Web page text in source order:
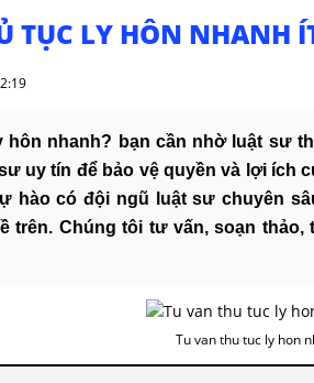
TỤC LY HÔN NHANH
hôn nhanh? bạn cần nhờ luật sư
uy tín để bảo vệ quyền và lợi ích
hào có đội ngũ luật sư chuyên
trên. Chúng tôi tư vấn, soạn
Tu van thu tuc ly hon